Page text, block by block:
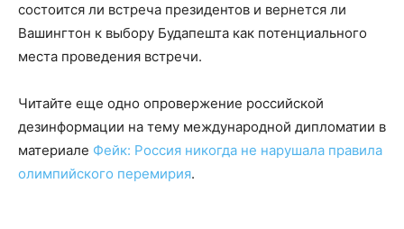
состоится ли встреча президентов и вернется ли
Вашингтон к выбору Будапешта как потенциального
места проведения встречи.
Читайте еще одно опровержение российской
дезинформации на тему международной дипломатии в
материале Фейк: Россия никогда не нарушала правила
олимпийского перемирия.